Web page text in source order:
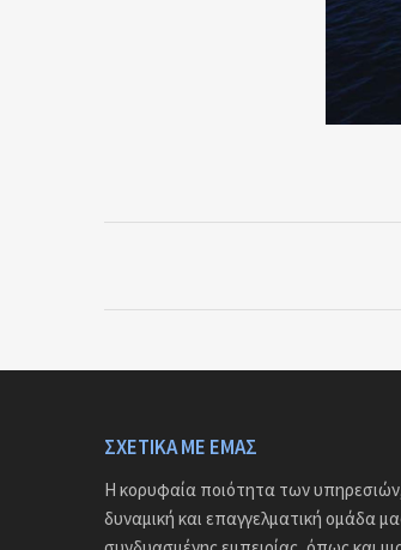
ΣΧΕΤΙΚΆ ΜΕ ΕΜΆΣ
Η κορυφαία ποιότητα των
δυναμική και επαγγελματική ομάδα